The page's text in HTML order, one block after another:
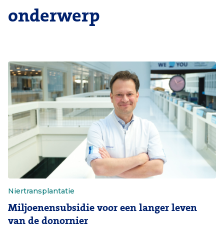
onderwerp
Niertransplantatie
Miljoenensubsidie voor een langer leven
van de donornier